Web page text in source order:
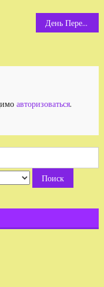
День Перемоги у Житомирі. Відео
авторизоваться.